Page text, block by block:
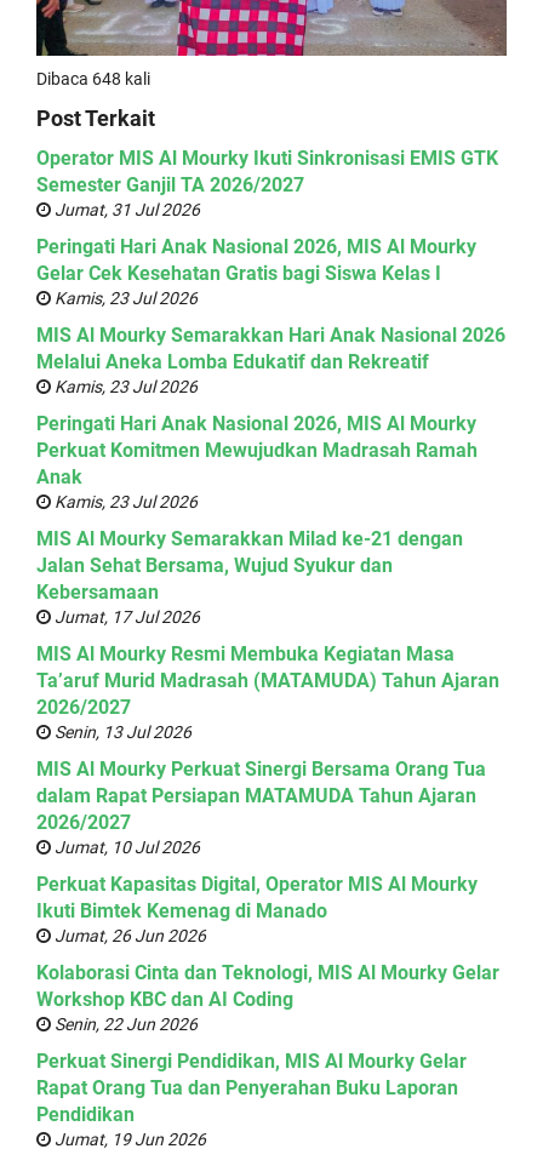
Dibaca 648 kali
Post Terkait
Operator MIS Al Mourky Ikuti Sinkronisasi EMIS GTK
Semester Ganjil TA 2026/2027
Jumat, 31 Jul 2026
Peringati Hari Anak Nasional 2026, MIS Al Mourky
Gelar Cek Kesehatan Gratis bagi Siswa Kelas I
Kamis, 23 Jul 2026
MIS Al Mourky Semarakkan Hari Anak Nasional 2026
Melalui Aneka Lomba Edukatif dan Rekreatif
Kamis, 23 Jul 2026
Peringati Hari Anak Nasional 2026, MIS Al Mourky
Perkuat Komitmen Mewujudkan Madrasah Ramah
Anak
Kamis, 23 Jul 2026
MIS Al Mourky Semarakkan Milad ke-21 dengan
Jalan Sehat Bersama, Wujud Syukur dan
Kebersamaan
Jumat, 17 Jul 2026
MIS Al Mourky Resmi Membuka Kegiatan Masa
Ta’aruf Murid Madrasah (MATAMUDA) Tahun Ajaran
2026/2027
Senin, 13 Jul 2026
MIS Al Mourky Perkuat Sinergi Bersama Orang Tua
dalam Rapat Persiapan MATAMUDA Tahun Ajaran
2026/2027
Jumat, 10 Jul 2026
Perkuat Kapasitas Digital, Operator MIS Al Mourky
Ikuti Bimtek Kemenag di Manado
Jumat, 26 Jun 2026
Kolaborasi Cinta dan Teknologi, MIS Al Mourky Gelar
Workshop KBC dan AI Coding
Senin, 22 Jun 2026
Perkuat Sinergi Pendidikan, MIS Al Mourky Gelar
Rapat Orang Tua dan Penyerahan Buku Laporan
Pendidikan
Jumat, 19 Jun 2026